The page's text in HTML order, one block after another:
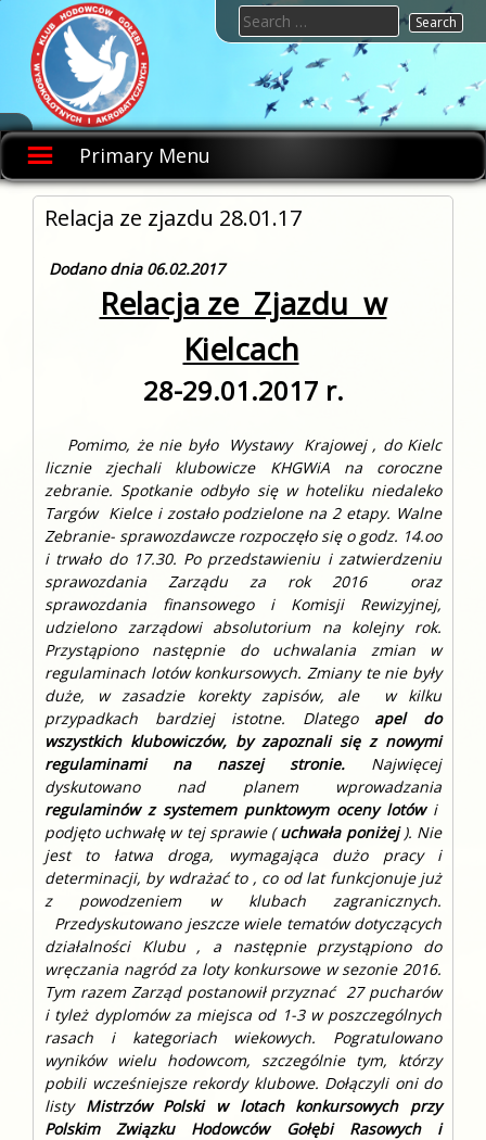
content
KHGWIA.PL
Klub
hodowców
gołębi
wysokolotnych
i
akrobatycznych
Primary Menu
Search
for:
Relacja ze zjazdu 28.01.17
Dodano dnia 06.02.2017
Relacja ze Zjazdu w
Kielcach
28-29.01.2017 r.
Pomimo, że nie było Wystawy Krajowej , do Kielc
licznie zjechali klubowicze KHGWiA na coroczne
zebranie. Spotkanie odbyło się w hoteliku niedaleko
Targów Kielce i zostało podzielone na 2 etapy. Walne
Zebranie- sprawozdawcze rozpoczęło się o godz. 14.oo
i trwało do 17.30. Po przedstawieniu i zatwierdzeniu
sprawozdania Zarządu za rok 2016 oraz
sprawozdania finansowego i Komisji Rewizyjnej,
udzielono zarządowi absolutorium na kolejny rok.
Przystąpiono następnie do uchwalania zmian w
regulaminach lotów konkursowych. Zmiany te nie były
duże, w zasadzie korekty zapisów, ale w kilku
przypadkach bardziej istotne. Dlatego apel do
wszystkich klubowiczów, by zapoznali się z nowymi
regulaminami na naszej stronie. Najwięcej
dyskutowano nad planem wprowadzania
regulaminów z systemem punktowym oceny lotów i
podjęto uchwałę w tej sprawie (uchwała poniżej). Nie
jest to łatwa droga, wymagająca dużo pracy i
determinacji, by wdrażać to , co od lat funkcjonuje już
z powodzeniem w klubach zagranicznych.
Przedyskutowano jeszcze wiele tematów dotyczących
działalności Klubu , a następnie przystąpiono do
wręczania nagród za loty konkursowe w sezonie 2016.
Tym razem Zarząd postanowił przyznać 27 pucharów
i tyleż dyplomów za miejsca od 1-3 w poszczególnych
rasach i kategoriach wiekowych. Pogratulowano
wyników wielu hodowcom, szczególnie tym, którzy
pobili wcześniejsze rekordy klubowe. Dołączyli oni do
listy Mistrzów Polski w lotach konkursowych przy
Polskim Związku Hodowców Gołębi Rasowych i